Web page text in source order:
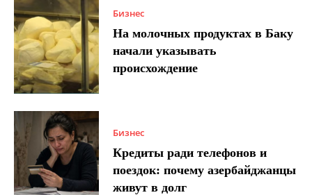
Бизнес
На молочных продуктах в Баку
начали указывать
происхождение
Бизнес
Кредиты ради телефонов и
поездок: почему азербайджанцы
живут в долг